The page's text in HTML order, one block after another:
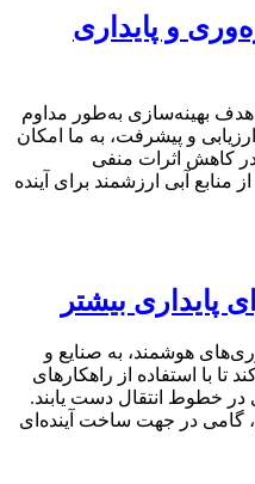
و پایداری
هدف بهینه‌سازی به‌طور مداوم
ارزیابی و پیشرفت، به ما امکان
کاهش اثرات منفی
آبی ارزشمند برای آینده
پایداری بیشتر
هوشمند، به صنایع و
با استفاده از راهکارهای
در خطوط انتقال دست یابند.
گامی در جهت ساخت آینده‌ای